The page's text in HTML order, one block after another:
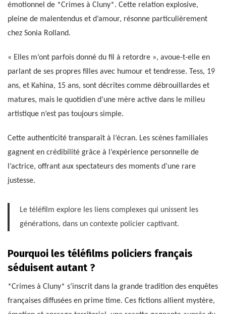
émotionnel de *Crimes à Cluny*. Cette relation explosive,
pleine de malentendus et d’amour, résonne particulièrement
chez Sonia Rolland.
« Elles m’ont parfois donné du fil à retordre », avoue-t-elle en
parlant de ses propres filles avec humour et tendresse. Tess, 19
ans, et Kahina, 15 ans, sont décrites comme débrouillardes et
matures, mais le quotidien d’une mère active dans le milieu
artistique n’est pas toujours simple.
Cette authenticité transparaît à l’écran. Les scènes familiales
gagnent en crédibilité grâce à l’expérience personnelle de
l’actrice, offrant aux spectateurs des moments d’une rare
justesse.
Le téléfilm explore les liens complexes qui unissent les
générations, dans un contexte policier captivant.
Pourquoi les téléfilms policiers français
séduisent autant ?
*Crimes à Cluny* s’inscrit dans la grande tradition des enquêtes
françaises diffusées en prime time. Ces fictions allient mystère,